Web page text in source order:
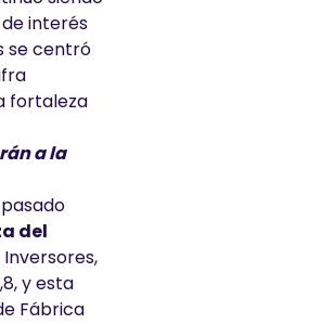
interés
se centró
fortaleza
a la
del
y esta
Fábrica